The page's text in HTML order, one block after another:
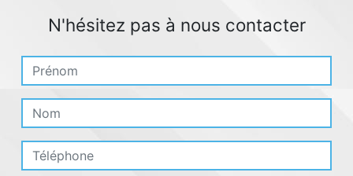
N'hésitez pas à nous contacter